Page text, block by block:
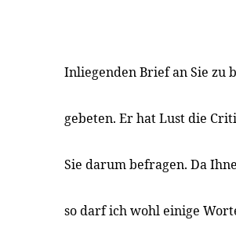
Inliegenden Brief an Sie zu
gebeten. Er hat Lust die
Sie darum befragen. Da
so darf ich wohl einige